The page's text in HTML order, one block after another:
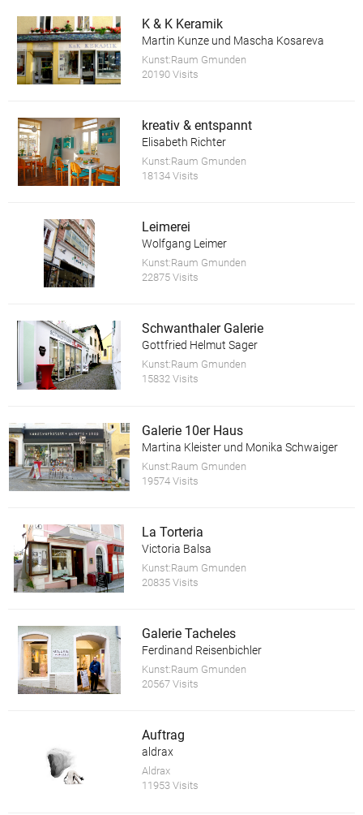
K & K Keramik
Martin Kunze und Mascha Kosareva
Kunst:Raum Gmunden
20190 Visits
kreativ & entspannt
Elisabeth Richter
Kunst:Raum Gmunden
18134 Visits
Leimerei
Wolfgang Leimer
Kunst:Raum Gmunden
22875 Visits
Schwanthaler Galerie
Gottfried Helmut Sager
Kunst:Raum Gmunden
15832 Visits
Galerie 10er Haus
Martina Kleister und Monika Schwaiger
Kunst:Raum Gmunden
19574 Visits
La Torteria
Victoria Balsa
Kunst:Raum Gmunden
20835 Visits
Galerie Tacheles
Ferdinand Reisenbichler
Kunst:Raum Gmunden
20567 Visits
Auftrag
aldrax
Aldrax
11953 Visits